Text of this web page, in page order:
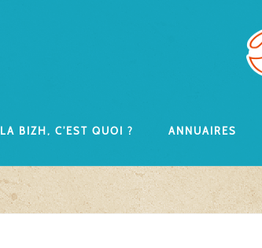
La Bizh, c’est quoi ? Annuaires